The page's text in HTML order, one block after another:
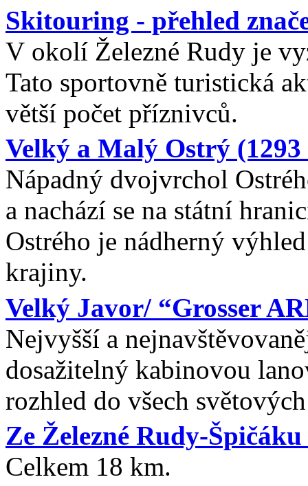
Skitouring - přehled
V okolí Železné Rudy je
Tato sportovně turistická
větší počet příznivců.
Velký a Malý Ostrý
Nápadný dvojvrchol
a nachází se na státní
Ostrého je nádherný
krajiny.
Velký Javor/ “Grosser
Nejvyšší a
dosažitelný kabinovou
rozhled do všech
Ze Železné Rudy-
Celkem 18 km.